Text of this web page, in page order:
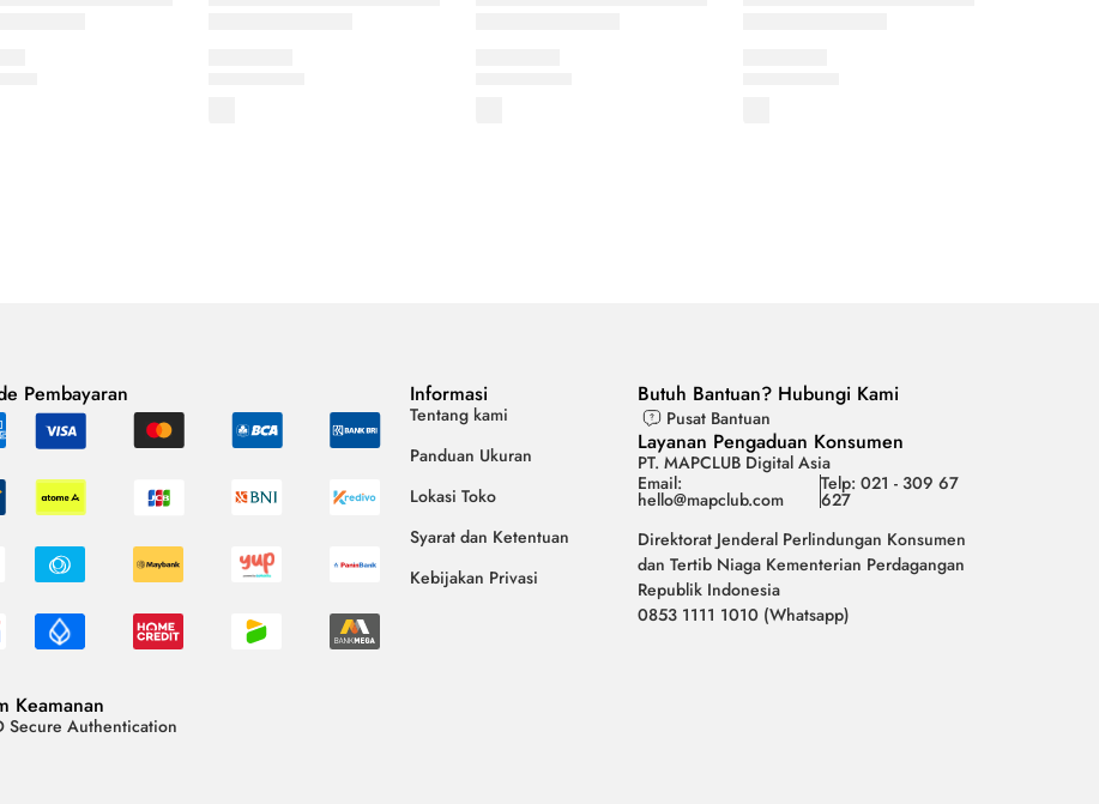
Pembayaran
Keamanan
Secure Authentication
Informasi
Tentang kami
Panduan Ukuran
Lokasi Toko
Syarat dan Ketentuan
Kebijakan Privasi
Butuh Bantuan? Hubungi Kami
Pusat Bantuan
Layanan Pengaduan Konsumen
PT. MAPCLUB Digital Asia
Email:
hello@mapclub.com
Telp: 021 - 309 67
627
Direktorat Jenderal Perlindungan Konsumen
dan Tertib Niaga Kementerian Perdagangan
Republik Indonesia
0853 1111 1010 (Whatsapp)